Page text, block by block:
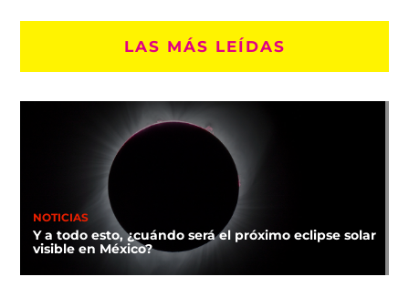
LAS MÁS LEÍDAS
NOTICIAS
Y a todo esto, ¿cuándo será el próximo eclipse solar
visible en México?